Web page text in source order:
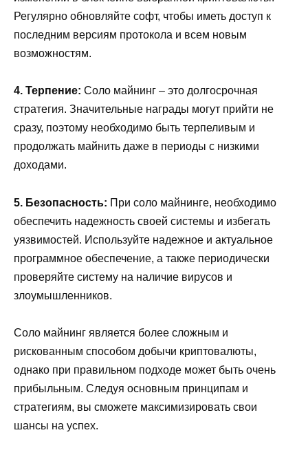
Регулярно обновляйте софт, чтобы иметь доступ к
последним версиям протокола и всем новым
возможностям.
4. Терпение: Соло майнинг – это долгосрочная
стратегия. Значительные награды могут прийти не
сразу, поэтому необходимо быть терпеливым и
продолжать майнить даже в периоды с низкими
доходами.
5. Безопасность: При соло майнинге, необходимо
обеспечить надежность своей системы и избегать
уязвимостей. Используйте надежное и актуальное
программное обеспечение, а также периодически
проверяйте систему на наличие вирусов и
злоумышленников.
Соло майнинг является более сложным и
рискованным способом добычи криптовалюты,
однако при правильном подходе может быть очень
прибыльным. Следуя основным принципам и
стратегиям, вы сможете максимизировать свои
шансы на успех.